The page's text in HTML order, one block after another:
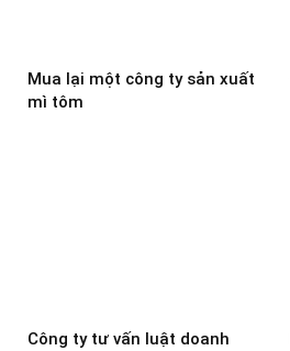
Mua lại một công ty sản xuất
mì tôm
Công ty tư vấn luật doanh